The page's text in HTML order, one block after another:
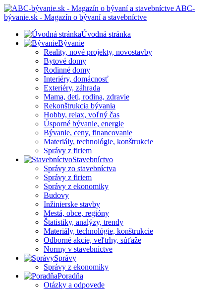
ABC-
bývanie.sk - Magazín o bývaní a stavebníctve
Úvodná stránka
Bývanie
Reality, nové projekty, novostavby
Bytové domy
Rodinné domy
Interiéry, domácnosť
Exteriéry, záhrada
Mama, deti, rodina, zdravie
Rekonštrukcia bývania
Hobby, relax, voľný čas
Úsporné bývanie, energie
Bývanie, ceny, financovanie
Materiály, technológie, konštrukcie
Správy z firiem
Stavebníctvo
Správy zo stavebníctva
Správy z firiem
Správy z ekonomiky
Budovy
Inžinierske stavby
Mestá, obce, regióny
Štatistiky, analýzy, trendy
Materiály, technológie, konštrukcie
Odborné akcie, veľtrhy, súťaže
Normy v stavebníctve
Správy
Správy z ekonomiky
Poradňa
Otázky a odpovede